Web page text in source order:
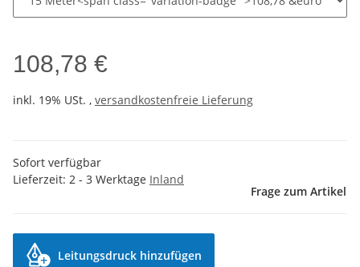
108,78 €
inkl. 19% USt. , versandkostenfreie Lieferung
Sofort verfügbar
Lieferzeit: 2 - 3 Werktage Inland
Frage zum Artikel
Leitungsdruck hinzufügen